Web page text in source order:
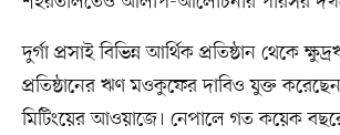
দুর্গা প্রসাই বিভিন্ন আর্থিক প্রতিষ্ঠান থেকে
প্রতিষ্ঠানের ঋণ মওকুফের দাবিও যুক্ত
মিটিংয়ের আওয়াজে। নেপালে গত কয়েক